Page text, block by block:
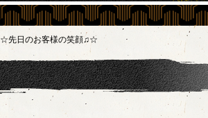
☆先日のお客様の笑顔♫☆